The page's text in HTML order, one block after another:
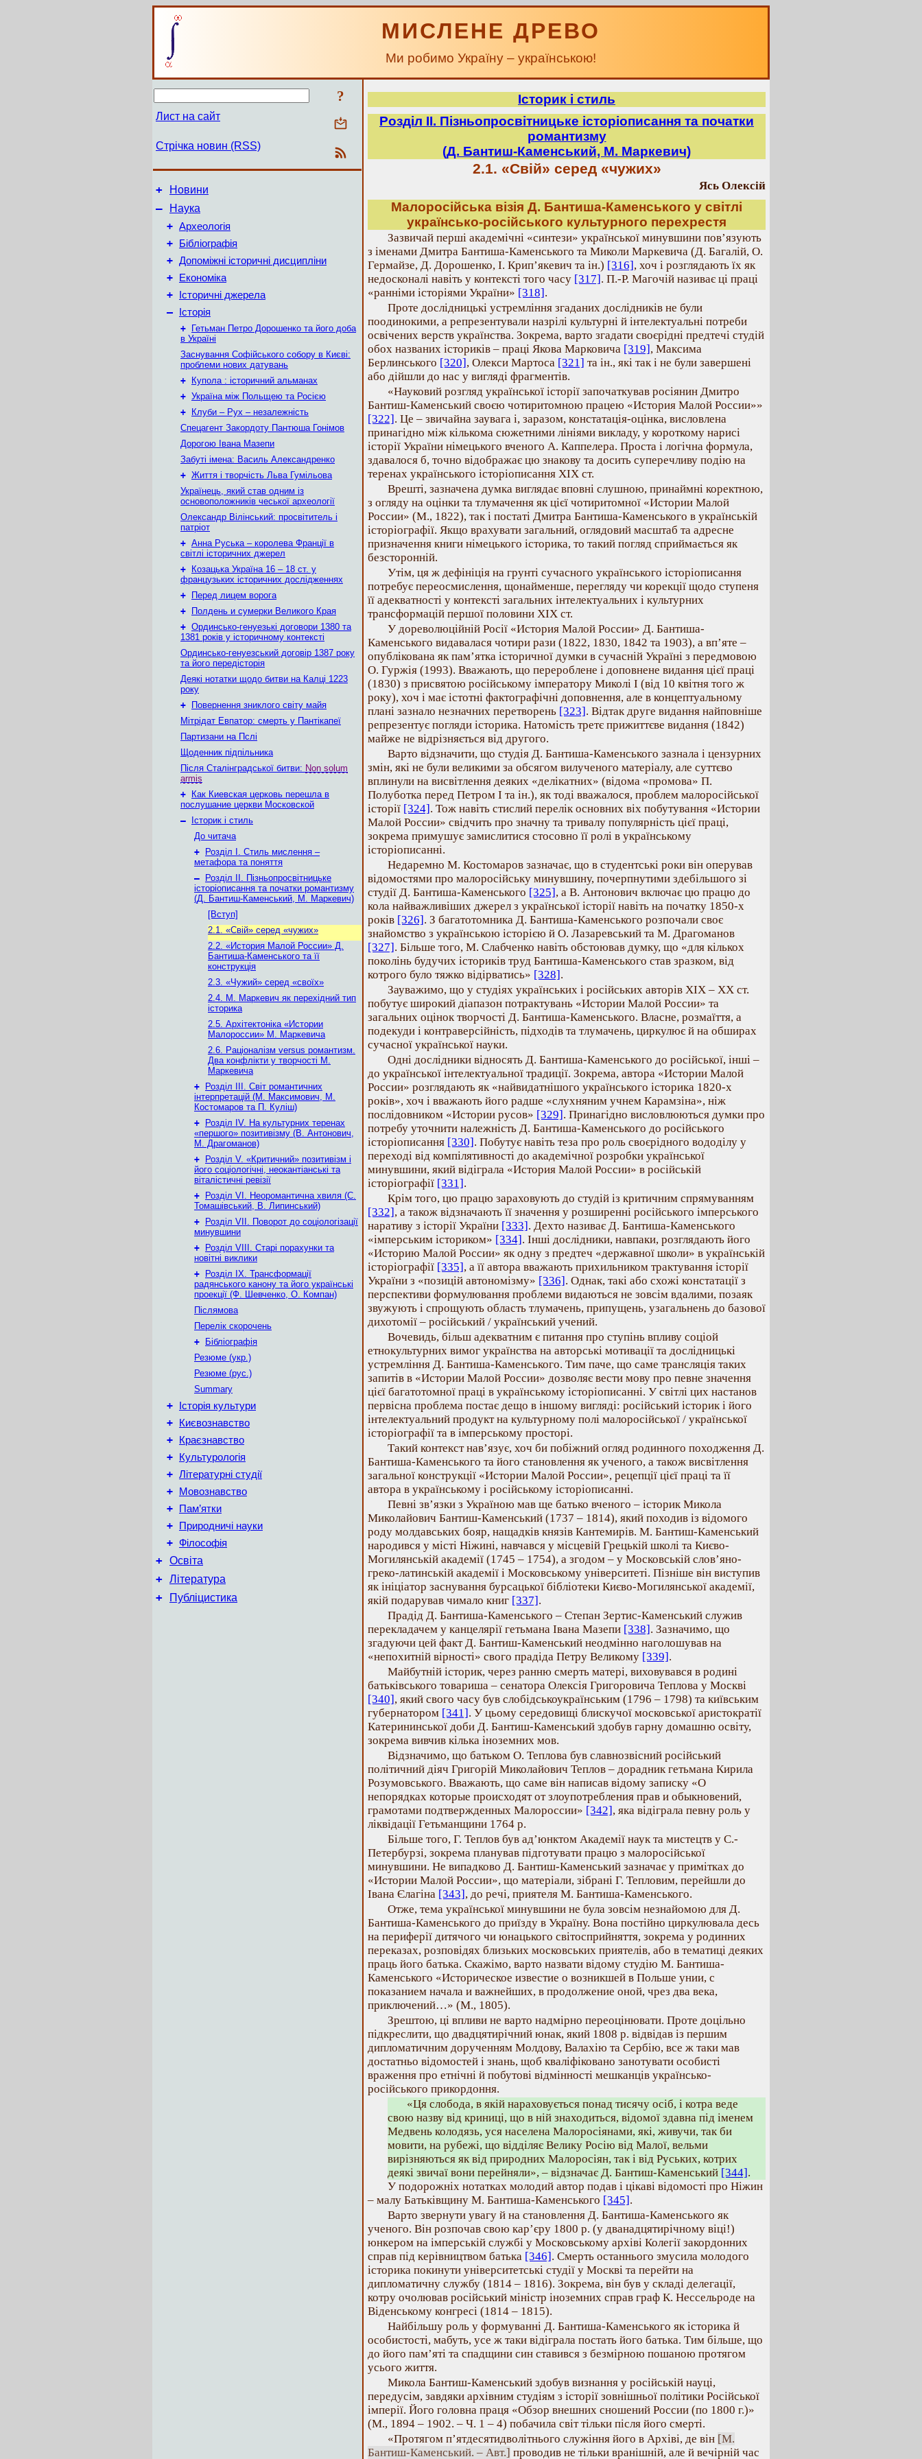
МИСЛЕНЕ ДРЕВО
Ми робимо Україну – українською!
?
Лист на сайт
Стрічка новин (RSS)
+ Новини
–
Наука
+ Археологія
+ Бібліографія
+ Допоміжні історичні дисципліни
+ Економіка
+ Історичні джерела
– Історія
+
Гетьман Петро Дорошенко та його доба
в Україні
Заснування Софійського собору в Києві:
проблеми нових датувань
+
Купола : історичний альманах
+ Україна між Польщею та Росією
+
Клуби – Рух – незалежність
Спецагент Закордоту Пантюша Гонімов
Дорогою Івана Мазепи
Забуті імена: Василь Александренко
+ Життя і творчість Льва Гумільова
Українець, який став одним із
основоположників чеської археології
Олександр Вілінський: просвітитель і
патріот
+ Анна Руська – королева Франції в
світлі історичних джерел
+
Козацька Україна 16 – 18 ст. у
французьких історичних дослідженнях
+
Перед лицем ворога
+
Полдень и сумерки Великого Края
+ Ординсько-генуезькі договори 1380 та
1381 років у історичному контексті
Ординсько-генуезський договір 1387 року
та його передісторія
Деякі нотатки щодо битви на Калці 1223
року
+
Повернення зниклого світу майя
Мітрідат Евпатор: смерть у Пантікапеї
Партизани на Пслі
Щоденник підпільника
Після Сталінградської битви: Non solum
armis
+
Как Киевская церковь перешла в
послушание церкви Московской
–
Історик і стиль
До читача
+
Розділ І. Стиль мислення –
метафора та поняття
–
Розділ ІІ. Пізньопросвітницьке
історіописання та початки романтизму
(Д. Бантиш-Каменський, М. Маркевич)
[Вступ]
2.1. «Свій» серед «чужих»
2.2. «История Малой России» Д.
Бантиша-Каменського та її
конструкція
2.3. «Чужий» серед «своїх»
2.4. М. Маркевич як перехідний тип
історика
2.5. Архітектоніка «Истории
Малороссии» М. Маркевича
2.6. Раціоналізм versus романтизм.
Два конфлікти у творчості М.
Маркевича
+
Розділ ІІІ. Світ романтичних
інтерпретацій (М. Максимович, М.
Костомаров та П. Куліш)
+
Розділ ІV. На культурних теренах
«першого» позитивізму (В. Антонович,
М. Драгоманов)
+
Розділ V. «Критичний» позитивізм і
його соціологічні, неокантіанські та
віталістичні ревізії
+
Розділ VI. Неоромантична хвиля (С.
Томашівський, В. Липинський)
+
Розділ VII. Поворот до соціологізації
минувшини
+
Розділ VIII. Старі порахунки та
новітні виклики
+
Розділ ІХ. Трансформації
радянського канону та його українські
проекції (Ф. Шевченко, О. Компан)
Післямова
Перелік скорочень
+
Бібліографія
Резюме (укр.)
Резюме (рус.)
Summary
+ Історія культури
+ Києвознавство
+ Краєзнавство
+ Культурологія
+ Літературні студії
+ Мовознавство
+ Пам’ятки
+ Природничі науки
+ Філософія
+ Освіта
+ Література
+ Публіцистика
Історик і стиль
Розділ ІІ. Пізньопросвітницьке історіописання та початки
романтизму
(Д. Бантиш-Каменський, М. Маркевич)
2.1. «Свій» серед «чужих»
Ясь Олексій
Малоросійська візія Д. Бантиша-Каменського у світлі
українсько-російського культурного перехрестя
Зазвичай перші академічні «синтези» української минувшини пов’язують
з іменами Дмитра Бантиша-Каменського та Миколи Маркевича (Д. Багалій, О.
Гермайзе, Д. Дорошенко, І. Крип’якевич та ін.) [316], хоч і розглядають їх як
недосконалі навіть у контексті того часу [317]. П.-Р. Магочій називає ці праці
«ранніми історіями України» [318].
Проте дослідницькі устремління згаданих дослідників не були
поодинокими, а репрезентували назрілі культурні й інтелектуальні потреби
освічених верств українства. Зокрема, варто згадати своєрідні предтечі студій
обох названих істориків – праці Якова Марковича [319], Максима
Берлинського [320], Олекси Мартоса [321] та ін., які так і не були завершені
або дійшли до нас у вигляді фрагментів.
«Науковий розгляд української історії започаткував росіянин Дмитро
Бантиш-Каменський своєю чотиритомною працею «История Малой России»»
[322]. Це – звичайна заувага і, заразом, констатація-оцінка, висловлена
принагідно між кількома сюжетними лініями викладу, у короткому нарисі
історії України німецького вченого А. Каппелера. Проста і логічна формула,
здавалося б, точно відображає цю знакову та досить суперечливу подію на
теренах українського історіописання ХІХ ст.
Врешті, зазначена думка виглядає вповні слушною, принаймні коректною,
з огляду на оцінки та тлумачення як цієї чотиритомної «Истории Малой
России» (М., 1822), так і постаті Дмитра Бантиша-Каменського в українській
історіографії. Якщо врахувати загальний, оглядовий масштаб та адресне
призначення книги німецького історика, то такий погляд сприймається як
безсторонній.
Утім, ця ж дефініція на грунті сучасного українського історіописання
потребує переосмислення, щонайменше, перегляду чи корекції щодо ступеня
її адекватності у контексті загальних інтелектуальних і культурних
трансформацій першої половини ХІХ ст.
У дореволюційній Росії «История Малой России» Д. Бантиша-
Каменського видавалася чотири рази (1822, 1830, 1842 та 1903), а вп’яте –
опублікована як пам’ятка історичної думки в сучасній Україні з передмовою
О. Гуржія (1993). Вважають, що перероблене і доповнене видання цієї праці
(1830) з присвятою російському імператору Миколі І (від 10 квітня того ж
року), хоч і має істотні фактографічні доповнення, але в концептуальному
плані зазнало незначних перетворень [323]. Відтак друге видання найповніше
репрезентує погляди історика. Натомість третє прижиттєве видання (1842)
майже не відрізняється від другого.
Варто відзначити, що студія Д. Бантиша-Каменського зазнала і цензурних
змін, які не були великими за обсягом вилученого матеріалу, але суттєво
вплинули на висвітлення деяких «делікатних» (відома «промова» П.
Полуботка перед Петром І та ін.), як тоді вважалося, проблем малоросійської
історії [324]. Тож навіть стислий перелік основних віх побутування «Истории
Малой России» свідчить про значну та тривалу популярність цієї праці,
зокрема примушує замислитися стосовно її ролі в українському
історіописанні.
Недаремно М. Костомаров зазначає, що в студентські роки він оперував
відомостями про малоросійську минувшину, почерпнутими здебільшого зі
студії Д. Бантиша-Каменського [325], а В. Антонович включає цю працю до
кола найважливіших джерел з української історії навіть на початку 1850-х
років [326]. З багатотомника Д. Бантиша-Каменського розпочали своє
знайомство з українською історією й О. Лазаревський та М. Драгоманов
[327]. Більше того, М. Слабченко навіть обстоював думку, що «для кількох
поколінь будучих істориків труд Бантиша-Каменського став зразком, від
котрого було тяжко відірватись» [328].
Зауважимо, що у студіях українських і російських авторів ХІХ – ХХ ст.
побутує широкий діапазон потрактувань «Истории Малой России» та
загальних оцінок творчості Д. Бантиша-Каменського. Власне, розмаїття, а
подекуди і контраверсійність, підходів та тлумачень, циркулює й на обширах
сучасної української науки.
Одні дослідники відносять Д. Бантиша-Каменського до російської, інші –
до української інтелектуальної традиції. Зокрема, автора «Истории Малой
России» розглядають як «найвидатнішого українського історика 1820-х
років», хоч і вважають його радше «слухняним учнем Карамзіна», ніж
послідовником «Истории русов» [329]. Принагідно висловлюються думки про
потребу уточнити належність Д. Бантиша-Каменського до російського
історіописання [330]. Побутує навіть теза про роль своєрідного вододілу у
переході від компілятивності до академічної розробки української
минувшини, який відіграла «История Малой России» в російській
історіографії [331].
Крім того, цю працю зараховують до студій із критичним спрямуванням
[332], а також відзначають її значення у розширенні російського імперського
наративу з історії України [333]. Дехто називає Д. Бантиша-Каменського
«імперським істориком» [334]. Інші дослідники, навпаки, розглядають його
«Историю Малой России» як одну з предтеч «державної школи» в українській
історіографії [335], а її автора вважають прихильником трактування історії
України з «позицій автономізму» [336]. Однак, такі або схожі констатації з
перспективи формулювання проблеми видаються не зовсім вдалими, позаяк
звужують і спрощують область тлумачень, припущень, узагальнень до базової
дихотомії – російський / український учений.
Вочевидь, більш адекватним є питання про ступінь впливу соціой
етнокультурних вимог українства на авторські мотивації та дослідницькі
устремління Д. Бантиша-Каменського. Тим паче, що саме трансляція таких
запитів в «Истории Малой России» дозволяє вести мову про певне значення
цієї багатотомної праці в українському історіописанні. У світлі цих настанов
первісна проблема постає дещо в іншому вигляді: російський історик і його
інтелектуальний продукт на культурному полі малоросійської / української
історіографії та в імперському просторі.
Такий контекст нав’язує, хоч би побіжний огляд родинного походження Д.
Бантиша-Каменського та його становлення як ученого, а також висвітлення
загальної конструкції «Истории Малой России», рецепції цієї праці та її
автора в українському і російському історіописанні.
Певні зв’язки з Україною мав ще батько вченого – історик Микола
Миколайович Бантиш-Каменський (1737 – 1814), який походив із відомого
роду молдавських бояр, нащадків князів Кантемирів. М. Бантиш-Каменський
народився у місті Ніжині, навчався у місцевій Грецькій школі та Києво-
Могилянській академії (1745 – 1754), а згодом – у Московській слов’яно-
греко-латинській академії і Московському університеті. Пізніше він виступив
як ініціатор заснування бурсацької бібліотеки Києво-Могилянської академії,
якій подарував чимало книг [337].
Прадід Д. Бантиша-Каменського – Степан Зертис-Каменський служив
перекладачем у канцелярії гетьмана Івана Мазепи [338]. Зазначимо, що
згадуючи цей факт Д. Бантиш-Каменський неодмінно наголошував на
«непохитній вірності» свого прадіда Петру Великому [339].
Майбутній історик, через ранню смерть матері, виховувався в родині
батьківського товариша – сенатора Олексія Григоровича Теплова у Москві
[340], який свого часу був слобідськоукраїнським (1796 – 1798) та київським
губернатором [341]. У цьому середовищі блискучої московської аристократії
Катерининської доби Д. Бантиш-Каменський здобув гарну домашню освіту,
зокрема вивчив кілька іноземних мов.
Відзначимо, що батьком О. Теплова був славнозвісний російський
політичний діяч Григорій Миколайович Теплов – дорадник гетьмана Кирила
Розумовського. Вважають, що саме він написав відому записку «О
непорядках которые происходят от злоупотребления прав и обыкновений,
грамотами подтвержденных Малороссии» [342], яка відіграла певну роль у
ліквідації Гетьманщини 1764 р.
Більше того, Г. Теплов був ад’юнктом Академії наук та мистецтв у С.-
Петербурзі, зокрема планував підготувати працю з малоросійської
минувшини. Не випадково Д. Бантиш-Каменський зазначає у примітках до
«Истории Малой России», що матеріали, зібрані Г. Тепловим, перейшли до
Івана Єлагіна [343], до речі, приятеля М. Бантиша-Каменського.
Отже, тема української минувшини не була зовсім незнайомою для Д.
Бантиша-Каменського до приїзду в Україну. Вона постійно циркулювала десь
на периферії дитячого чи юнацького світосприйняття, зокрема у родинних
переказах, розповідях близьких московських приятелів, або в тематиці деяких
праць його батька. Скажімо, варто назвати відому студію М. Бантиша-
Каменського «Историческое известие о возникшей в Польше унии, с
показанием начала и важнейших, в продолжение оной, чрез два века,
приключений…» (М., 1805).
Зрештою, ці впливи не варто надмірно переоцінювати. Проте доцільно
підкреслити, що двадцятирічний юнак, який 1808 р. відвідав із першим
дипломатичним дорученням Молдову, Валахію та Сербію, все ж таки мав
достатньо відомостей і знань, щоб кваліфіковано занотувати особисті
враження про етнічні й побутові відмінності мешканців українсько-
російського прикордоння.
«Ця слобода, в якій нараховується понад тисячу осіб, і котра веде
свою назву від криниці, що в ній знаходиться, відомої здавна під іменем
Медвень колодязь, уся населена Малоросіянами, які, живучи, так би
мовити, на рубежі, що відділяє Велику Росію від Малої, вельми
вирізняються як від природних Малоросіян, так і від Руських, котрих
деякі звичаї вони перейняли», – відзначає Д. Бантиш-Каменський [344].
У подорожніх нотатках молодий автор подав і цікаві відомості про Ніжин
– малу Батьківщину М. Бантиша-Каменського [345].
Варто звернути увагу й на становлення Д. Бантиша-Каменського як
ученого. Він розпочав свою кар’єру 1800 р. (у дванадцятирічному віці!)
юнкером на імперській службі у Московському архіві Колегії закордонних
справ під керівництвом батька [346]. Смерть останнього змусила молодого
історика покинути університетські студії у Москві та перейти на
дипломатичну службу (1814 – 1816). Зокрема, він був у складі делегації,
котру очолював російський міністр іноземних справ граф К. Нессельроде на
Віденському конгресі (1814 – 1815).
Найбільшу роль у формуванні Д. Бантиша-Каменського як історика й
особистості, мабуть, усе ж таки відіграла постать його батька. Тим більше, що
до його пам’яті та спадщини син ставився з безмірною пошаною протягом
усього життя.
Микола Бантиш-Каменський здобув визнання у російській науці,
передусім, завдяки архівним студіям з історії зовнішньої політики Російської
імперії. Його головна праця «Обзор внешних сношений России (по 1800 г.)»
(М., 1894 – 1902. – Ч. 1 – 4) побачила світ тільки після його смерті.
«Протягом п’ятдесятидволітнього служіння його в Архіві, де він [М.
Бантиш-Каменський. – Авт.] проводив не тільки вранішній, але й вечірній час